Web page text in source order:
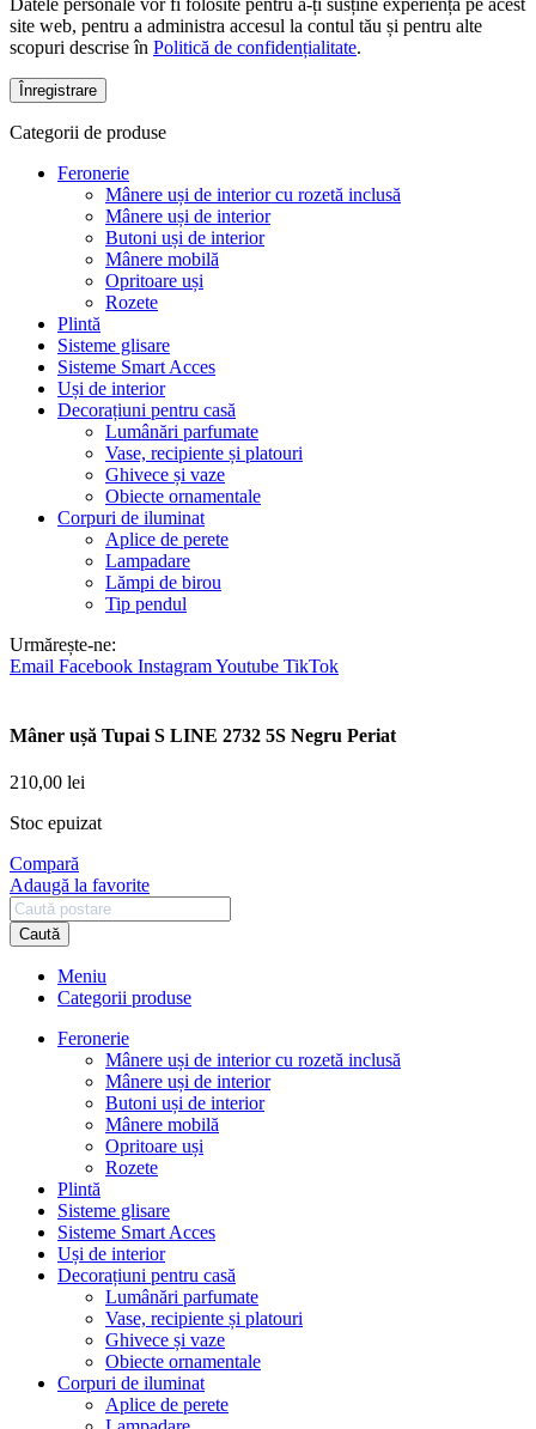
Datele personale vor fi folosite pentru a-ți susține experiența pe acest
site web, pentru a administra accesul la contul tău și pentru alte
scopuri descrise în Politică de confidențialitate.
Înregistrare
Categorii de produse
Feronerie
Mânere uși de interior cu rozetă inclusă
Mânere uși de interior
Butoni uși de interior
Mânere mobilă
Opritoare uși
Rozete
Plintă
Sisteme glisare
Sisteme Smart Acces
Uși de interior
Decorațiuni pentru casă
Lumânări parfumate
Vase, recipiente și platouri
Ghivece și vaze
Obiecte ornamentale
Corpuri de iluminat
Aplice de perete
Lampadare
Lămpi de birou
Tip pendul
Urmărește-ne:
Email Facebook InstagramYoutube TikTok
Mâner ușă Tupai S LINE 2732 5S Negru Periat
210,00 lei
Stoc epuizat
Compară
Adaugă la favorite
Caută
Meniu
Categorii produse
Feronerie
Mânere uși de interior cu rozetă inclusă
Mânere uși de interior
Butoni uși de interior
Mânere mobilă
Opritoare uși
Rozete
Plintă
Sisteme glisare
Sisteme Smart Acces
Uși de interior
Decorațiuni pentru casă
Lumânări parfumate
Vase, recipiente și platouri
Ghivece și vaze
Obiecte ornamentale
Corpuri de iluminat
Aplice de perete